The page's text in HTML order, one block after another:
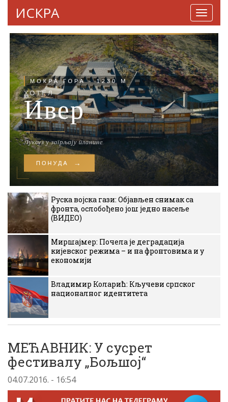
ИСКРА
Руска војска гази: Објављен снимак са
фронта, ослобођено још једно насеље
(ВИДЕО)
Миршајмер: Почела је деградација
кијевског режима – и на фронтовима и у
економији
Владимир Коларић: Кључеви српског
националног идентитета
MEЋАВНИК: У сусрет
фестивалу „Бољшој“
04.07.2016. - 16:54